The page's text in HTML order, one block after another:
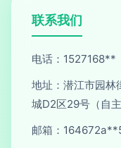
联系我们
电话：1527168**
地址：潜江市园林
城D2区29号（自主
邮箱：164672a**